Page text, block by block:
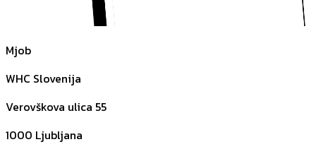
Mjob
WHC Slovenija
Verovškova ulica 55
1000 Ljubljana